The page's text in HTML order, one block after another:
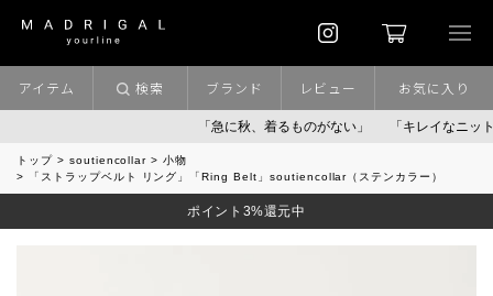
「急に秋、着るものがない」 「キレイなニット」 ポ
アイテム 検索 ブランド レビュー お気に入り
トップ soutiencollar
小物
「ストラップベルト リング」「Ring Belt」soutiencollar（ステンカラー）
ポイント3%還元中